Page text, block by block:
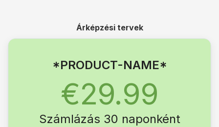
Árképzési tervek
*PRODUCT-NAME*
€29.99
Számlázás 30 naponként